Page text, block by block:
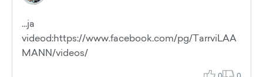
...ja
videod:https://www.facebook.com/pg/TarrviLAA
MANN/videos/